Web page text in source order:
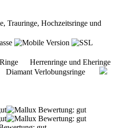
Trauringe, Hochzeitsringe und
Herrenringe und Eheringe
Verlobungsringe